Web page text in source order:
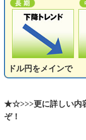
ドル円をメインで
★☆>>>更に詳しい内
ぞ！